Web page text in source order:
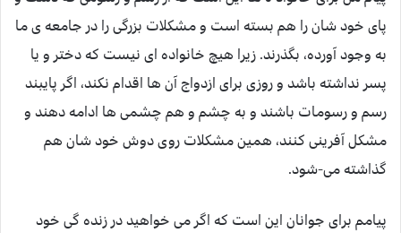
پای خود شان را هم بسته است و مشکلات بزرگی را در جامعه ی ما
به وجود آورده، بگذرند. زیرا هیچ خانواده ای نیست که دختر و یا
پسر نداشته باشد و روزی برای ازدواج آن ها اقدام نکند، اگر پایبند
رسم و رسومات باشند و به چشم و هم چشمی ها ادامه دهند و
مشکل آفرینی کنند، همین مشکلات روی دوش خود شان هم
گذاشته می-شود.
پیامم برای جوانان این است که اگر می خواهید در زنده گی خود